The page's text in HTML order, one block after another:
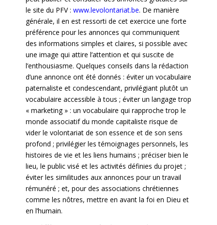
le site du PFV : www.levolontariat.be. De manière
générale, il en est ressorti de cet exercice une forte
préférence pour les annonces qui communiquent
des informations simples et claires, si possible avec
une image qui attire l’attention et qui suscite de
l’enthousiasme. Quelques conseils dans la rédaction
d’une annonce ont été donnés : éviter un vocabulaire
paternaliste et condescendant, privilégiant plutôt un
vocabulaire accessible à tous ; éviter un langage trop
« marketing » : un vocabulaire qui rapproche trop le
monde associatif du monde capitaliste risque de
vider le volontariat de son essence et de son sens
profond ; privilégier les témoignages personnels, les
histoires de vie et les liens humains ; préciser bien le
lieu, le public visé et les activités définies du projet ;
éviter les similitudes aux annonces pour un travail
rémunéré ; et, pour des associations chrétiennes
comme les nôtres, mettre en avant la foi en Dieu et
en l’humain.